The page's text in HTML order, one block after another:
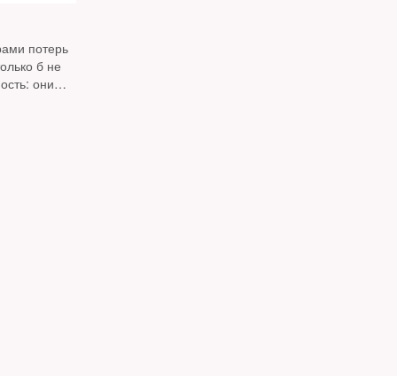
потерь
б не
они